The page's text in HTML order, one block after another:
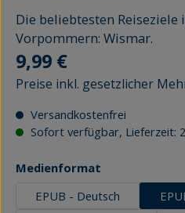
Die beliebtesten
Vorpommern: Wismar.
Regulärer Preis:
9,99 €
Preise inkl. gesetzlicher
Versandkostenfrei
Sofort verfügbar, Lieferzeit:
Medienformat
EPUB - Deutsch